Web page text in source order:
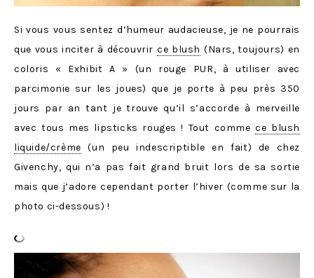
Si vous vous sentez d’humeur audacieuse, je ne pourrais
que vous inciter à découvrir ce blush (Nars, toujours) en
coloris « Exhibit A » (un rouge PUR, à utiliser avec
parcimonie sur les joues) que je porte à peu près 350
jours par an tant je trouve qu’il s’accorde à merveille
avec tous mes lipsticks rouges ! Tout commece blush
liquide/crème (un peu indescriptible en fait) de chez
Givenchy, qui n’a pas fait grand bruit lors de sa sortie
mais que j’adore cependant porter l’hiver (comme sur la
photo ci-dessous) !